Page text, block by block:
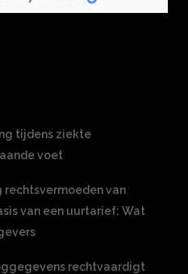
tijdens ziekte
voet
van
van een uurtarief: Wat
rechtvaardigt